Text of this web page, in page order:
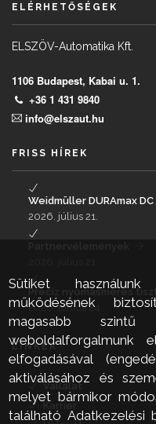
ELÉRHETŐSÉGEK
ELSZÖV-Automatika Kft.
1106 Budapest, Kabai u. 1.
+36 1 431 9840
info@elszaut.hu
FRISS HÍREK
Weidmüller DURAmax DC
2026. július 21.
Precíz nyomásmérés
2026. június 24.
LINKEK
Vállalat
Sütiket
működésének
magasabb szintű
weboldalforgalmunk
elfogadásával
aktiválásához és
melyet bármikor
található Adatkezelési